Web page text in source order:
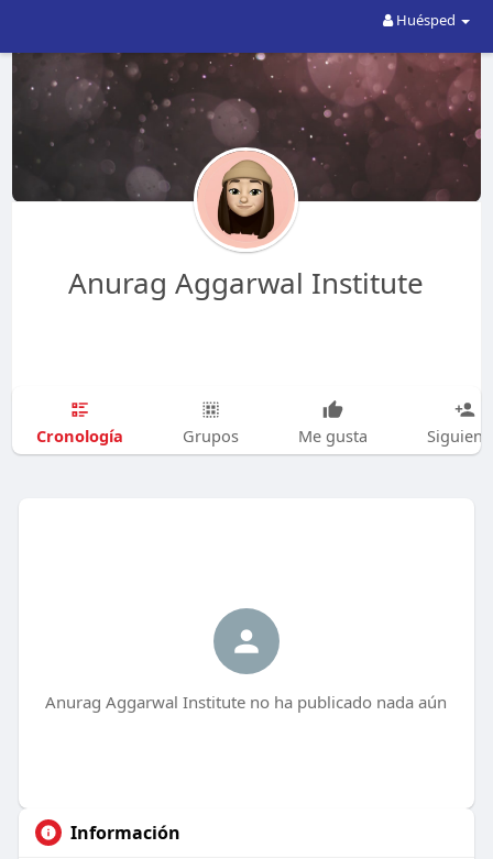
Huésped
Anurag Aggarwal Institute
Cronología Grupos Me gusta
Anurag Aggarwal Institute no ha publicado nada aún
Información